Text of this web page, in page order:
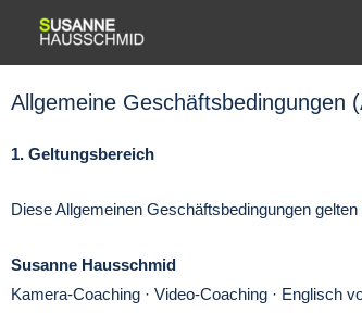
Allgemeine Geschäftsbedingungen
1. Geltungsbereich
Diese Allgemeinen Geschäftsbedingungen
Susanne Hausschmid
Kamera-Coaching · Video-Coaching · Englisch